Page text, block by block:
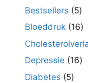
Bestsellers 55
Bloeddruk 1616
Depressie 1616
Diabetes 55